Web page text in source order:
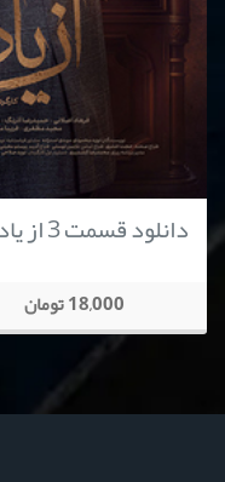
دانلود قسمت 3 از یاد رفته با کیفیت 1080
18,000 تومان